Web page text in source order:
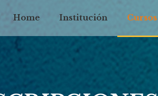
Home Institución Cursos